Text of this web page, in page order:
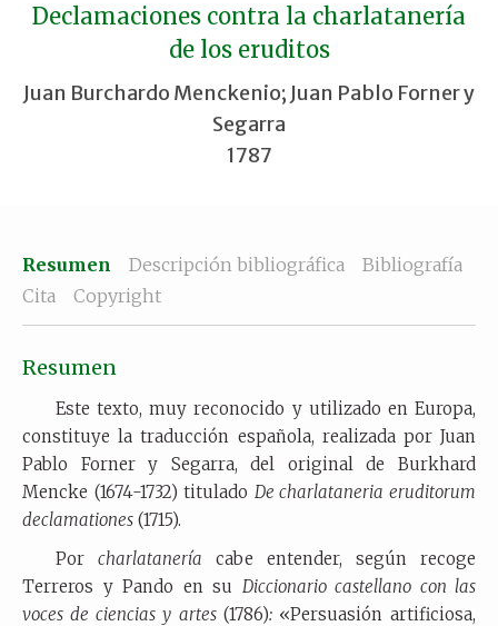
Declamaciones contra la charlatanería
de los eruditos
Juan Burchardo Menckenio; Juan Pablo Forner y
Segarra
1787
Resumen Descripción bibliográfica
Bibliografía
Cita
Copyright
Resumen
Este texto, muy reconocido y utilizado en Europa,
constituye la traducción española, realizada por Juan
Pablo Forner y Segarra, del original de Burkhard
Mencke (1674-1732) titulado De charlataneria eruditorum
declamationes (1715).
Porcharlatanería cabe entender,
según recoge
Terreros y Pando en su Diccionario castellano con las
voces de ciencias y artes (1786): «Persuasión artificiosa,